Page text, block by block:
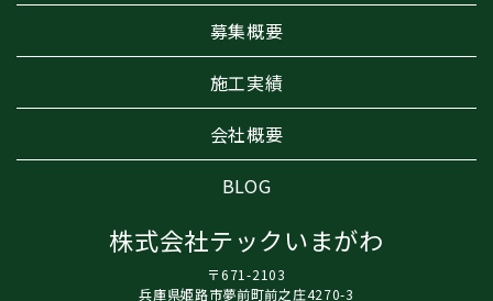
募集概要
施工実績
会社概要
BLOG
株式会社テックいまがわ
〒671-2103
兵庫県姫路市夢前町前之庄4270-3